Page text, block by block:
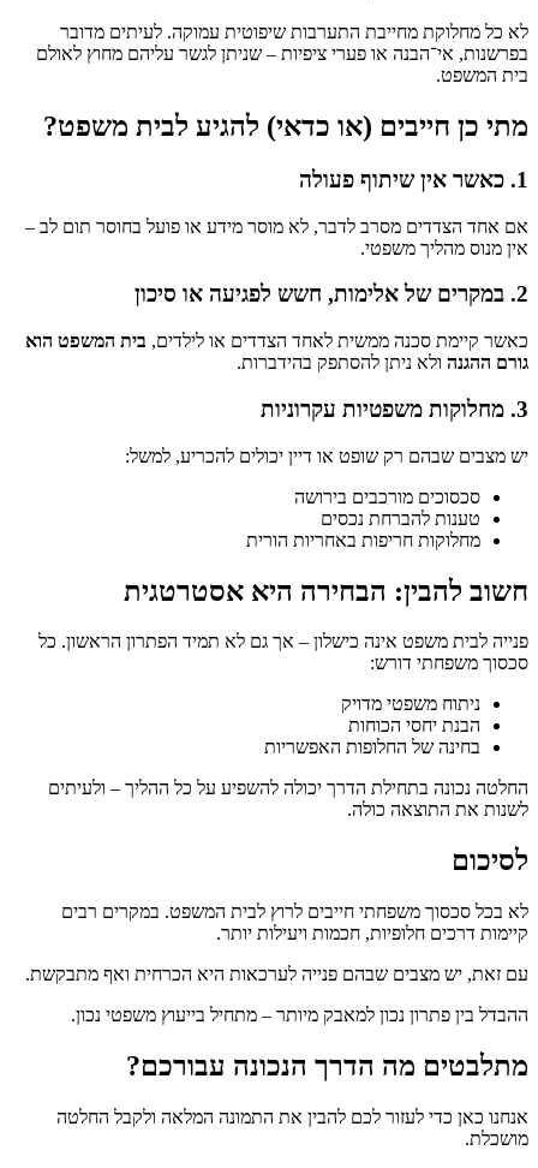
לא כל מחלוקת מחייבת התערבות שיפוטית עמוקה. לעיתים מדובר
בפרשנות, אי־הבנה או פערי ציפיות – שניתן לגשר עליהם מחוץ לאולם
בית המשפט.
מתי כן חייבים (או כדאי) להגיע לבית משפט?
1. כאשר אין שיתוף פעולה
אם אחד הצדדים מסרב לדבר, לא מוסר מידע או פועל בחוסר תום לב –
אין מנוס מהליך משפטי.
2. במקרים של אלימות, חשש לפגיעה או סיכון
כאשר קיימת סכנה ממשית לאחד הצדדים או לילדים, בית המשפט הוא
גורם ההגנה ולא ניתן להסתפק בהידברות.
3. מחלוקות משפטיות עקרוניות
יש מצבים שבהם רק שופט או דיין יכולים להכריע, למשל:
סכסוכים מורכבים בירושה
טענות להברחת נכסים
מחלוקות חריפות באחריות הורית
חשוב להבין: הבחירה היא אסטרטגית
פנייה לבית משפט אינה כישלון – אך גם לא תמיד הפתרון הראשון. כל
סכסוך משפחתי דורש:
ניתוח משפטי מדויק
הבנת יחסי הכוחות
בחינה של החלופות האפשריות
החלטה נכונה בתחילת הדרך יכולה להשפיע על כל ההליך – ולעיתים
לשנות את התוצאה כולה.
לסיכום
לא בכל סכסוך משפחתי חייבים לרוץ לבית המשפט. במקרים רבים
קיימות דרכים חלופיות, חכמות ויעילות יותר.
עם זאת, יש מצבים שבהם פנייה לערכאות היא הכרחית ואף מתבקשת.
ההבדל בין פתרון נכון למאבק מיותר – מתחיל בייעוץ משפטי נכון.
מתלבטים מה הדרך הנכונה עבורכם?
אנחנו כאן כדי לעזור לכם להבין את התמונה המלאה ולקבל החלטה
מושכלת.